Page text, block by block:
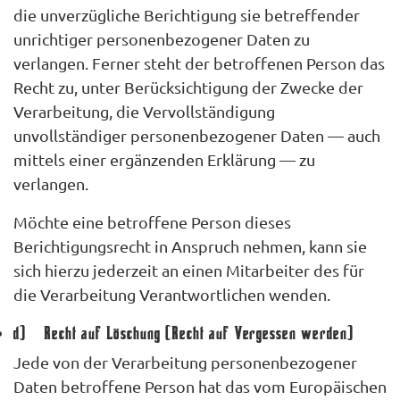
die unverzügliche Berichtigung sie betreffender
unrichtiger personenbezogener Daten zu
verlangen. Ferner steht der betroffenen Person das
Recht zu, unter Berücksichtigung der Zwecke der
Verarbeitung, die Vervollständigung
unvollständiger personenbezogener Daten — auch
mittels einer ergänzenden Erklärung — zu
verlangen.
Möchte eine betroffene Person dieses
Berichtigungsrecht in Anspruch nehmen, kann sie
sich hierzu jederzeit an einen Mitarbeiter des für
die Verarbeitung Verantwortlichen wenden.
d) Recht auf Löschung (Recht auf Vergessen werden)
Jede von der Verarbeitung personenbezogener
Daten betroffene Person hat das vom Europäischen